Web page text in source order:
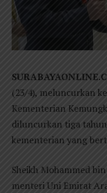
(23/4), meluncurkan
Kementerian
diluncurkan tiga
kementerian yang
Sheikh Mohammed
menteri Uni Emirat